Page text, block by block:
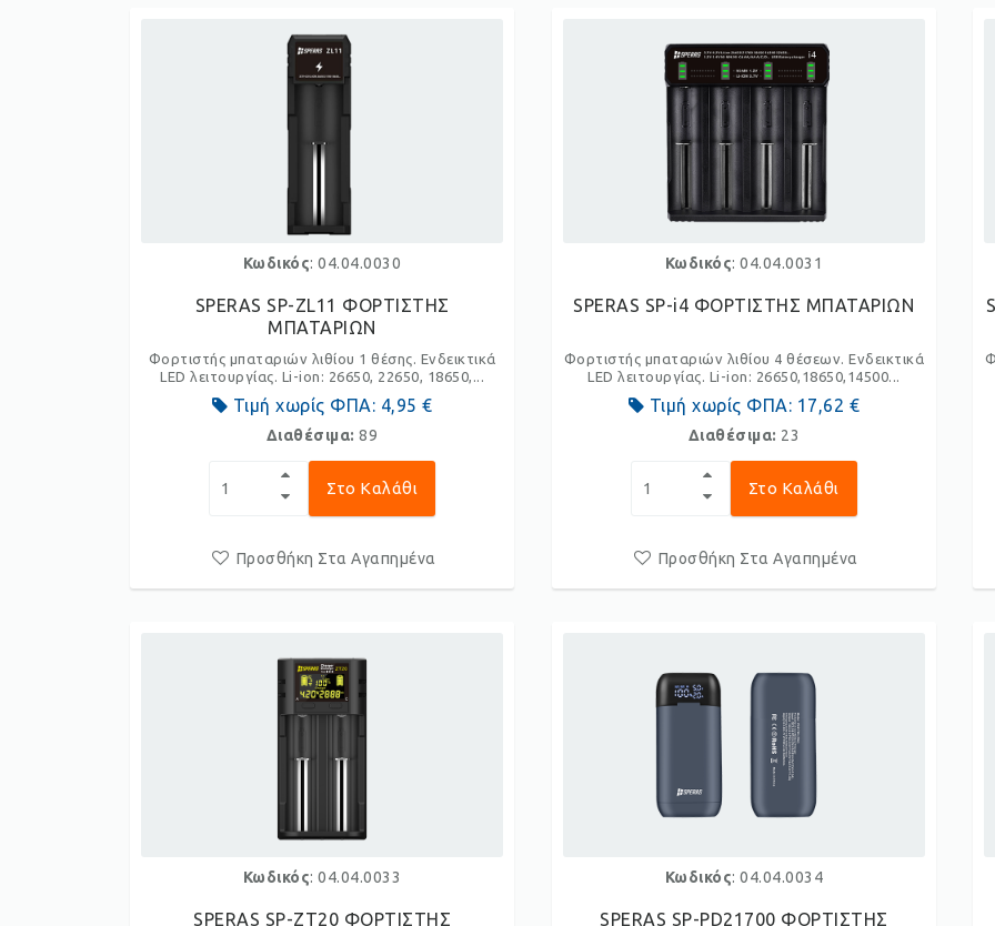
Κωδικός: 04.04.0030
SPERAS SP-ZL11 ΦΟΡΤΙΣΤΗΣ
ΜΠΑΤΑΡΙΩΝ
Φορτιστής μπαταριών λιθίου 1 θέσης. Ενδεικτικά
LED λειτουργίας. Li-ion: 26650, 22650, 18650,...
Τιμή χωρίς ΦΠΑ: 4,95 €
Διαθέσιμα:89
Στο Καλάθι
Προσθήκη Στα Αγαπημένα
Κωδικός: 04.04.0031
SPERAS SP-i4 ΦΟΡΤΙΣΤΗΣ ΜΠΑΤΑΡΙΩΝ
Φορτιστής μπαταριών λιθίου 4 θέσεων. Ενδεικτικά
LED λειτουργίας. Li-ion: 26650,18650,14500...
Τιμή χωρίς ΦΠΑ: 17,62 €
Διαθέσιμα: 23
Στο Καλάθι
Προσθήκη Στα Αγαπημένα
Κωδικός: 04.04.0033
SPERAS SP-ZT20 ΦΟΡΤΙΣΤΗΣ
Κωδικός: 04.04.0034
SPERAS SP-PD21700 ΦΟΡΤΙΣΤΗΣ